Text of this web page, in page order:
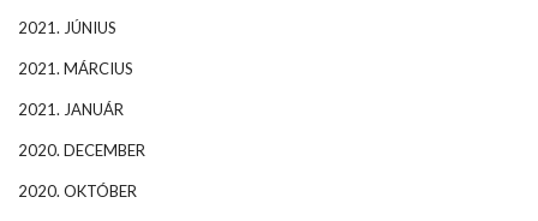
2021. JÚNIUS
2021. MÁRCIUS
2021. JANUÁR
2020. DECEMBER
2020. OKTÓBER